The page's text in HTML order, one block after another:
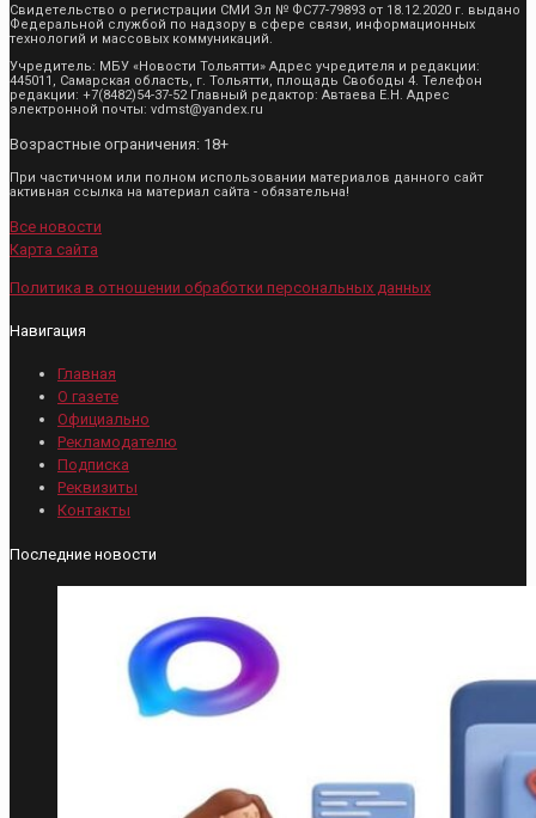
Свидетельство о регистрации СМИ Эл № ФС77-79893 от 18.12.2020 г. выдано
Федеральной службой по надзору в сфере связи, информационных
технологий и массовых коммуникаций.
Учредитель: МБУ «Новости Тольятти» Адрес учредителя и редакции:
445011, Самарская область, г. Тольятти, площадь Свободы 4. Телефон
редакции: +7(8482)54-37-52 Главный редактор: Автаева Е.Н. Адрес
электронной почты: vdmst@yandex.ru
Возрастные ограничения: 18+
При частичном или полном использовании материалов данного сайт
активная ссылка на материал сайта - обязательна!
Все новости
Карта сайта
Политика в отношении обработки персональных данных
Навигация
Главная
О газете
Официально
Рекламодателю
Подписка
Реквизиты
Контакты
Последние новости